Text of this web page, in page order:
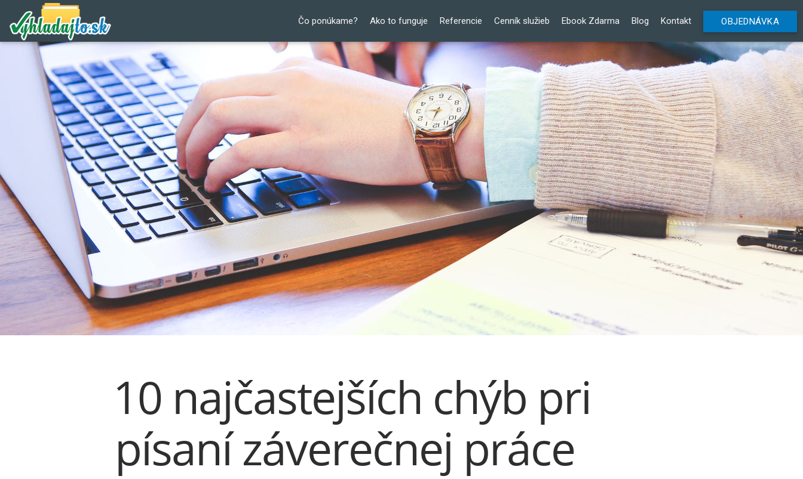
Čo ponúkame? Ako to funguje Referencie Cenník služieb Ebook Zdarma Blog Kontakt OBJEDNÁVKA
10 najčastejších chýb pri
písaní záverečnej práce